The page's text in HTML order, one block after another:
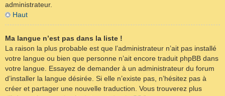
administrateur.
Haut
Ma langue n’est pas dans la liste !
La raison la plus probable est que l’administrateur n’ait pas installé
votre langue ou bien que personne n’ait encore traduit phpBB dans
votre langue. Essayez de demander à un administrateur du forum
d’installer la langue désirée. Si elle n’existe pas, n’hésitez pas à
créer et partager une nouvelle traduction. Vous trouverez plus